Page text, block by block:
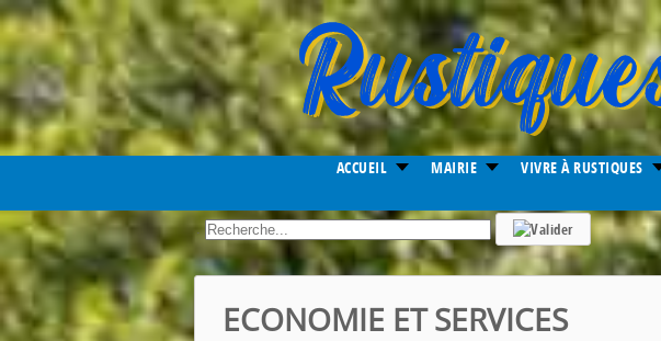
ACCUEIL MAIRIE VIVRE À RUSTIQUES
ECONOMIE ET SERVICES
Year Month Year
Month